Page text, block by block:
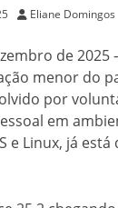
Eliane Domingos
de 2025
menor do
por
em
e Linux, já está